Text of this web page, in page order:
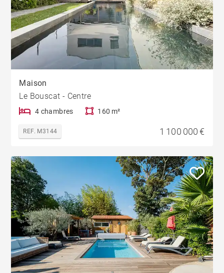
Maison
Le Bouscat - Centre
4 chambres 160 m²
REF. M3144 1 100 000 €